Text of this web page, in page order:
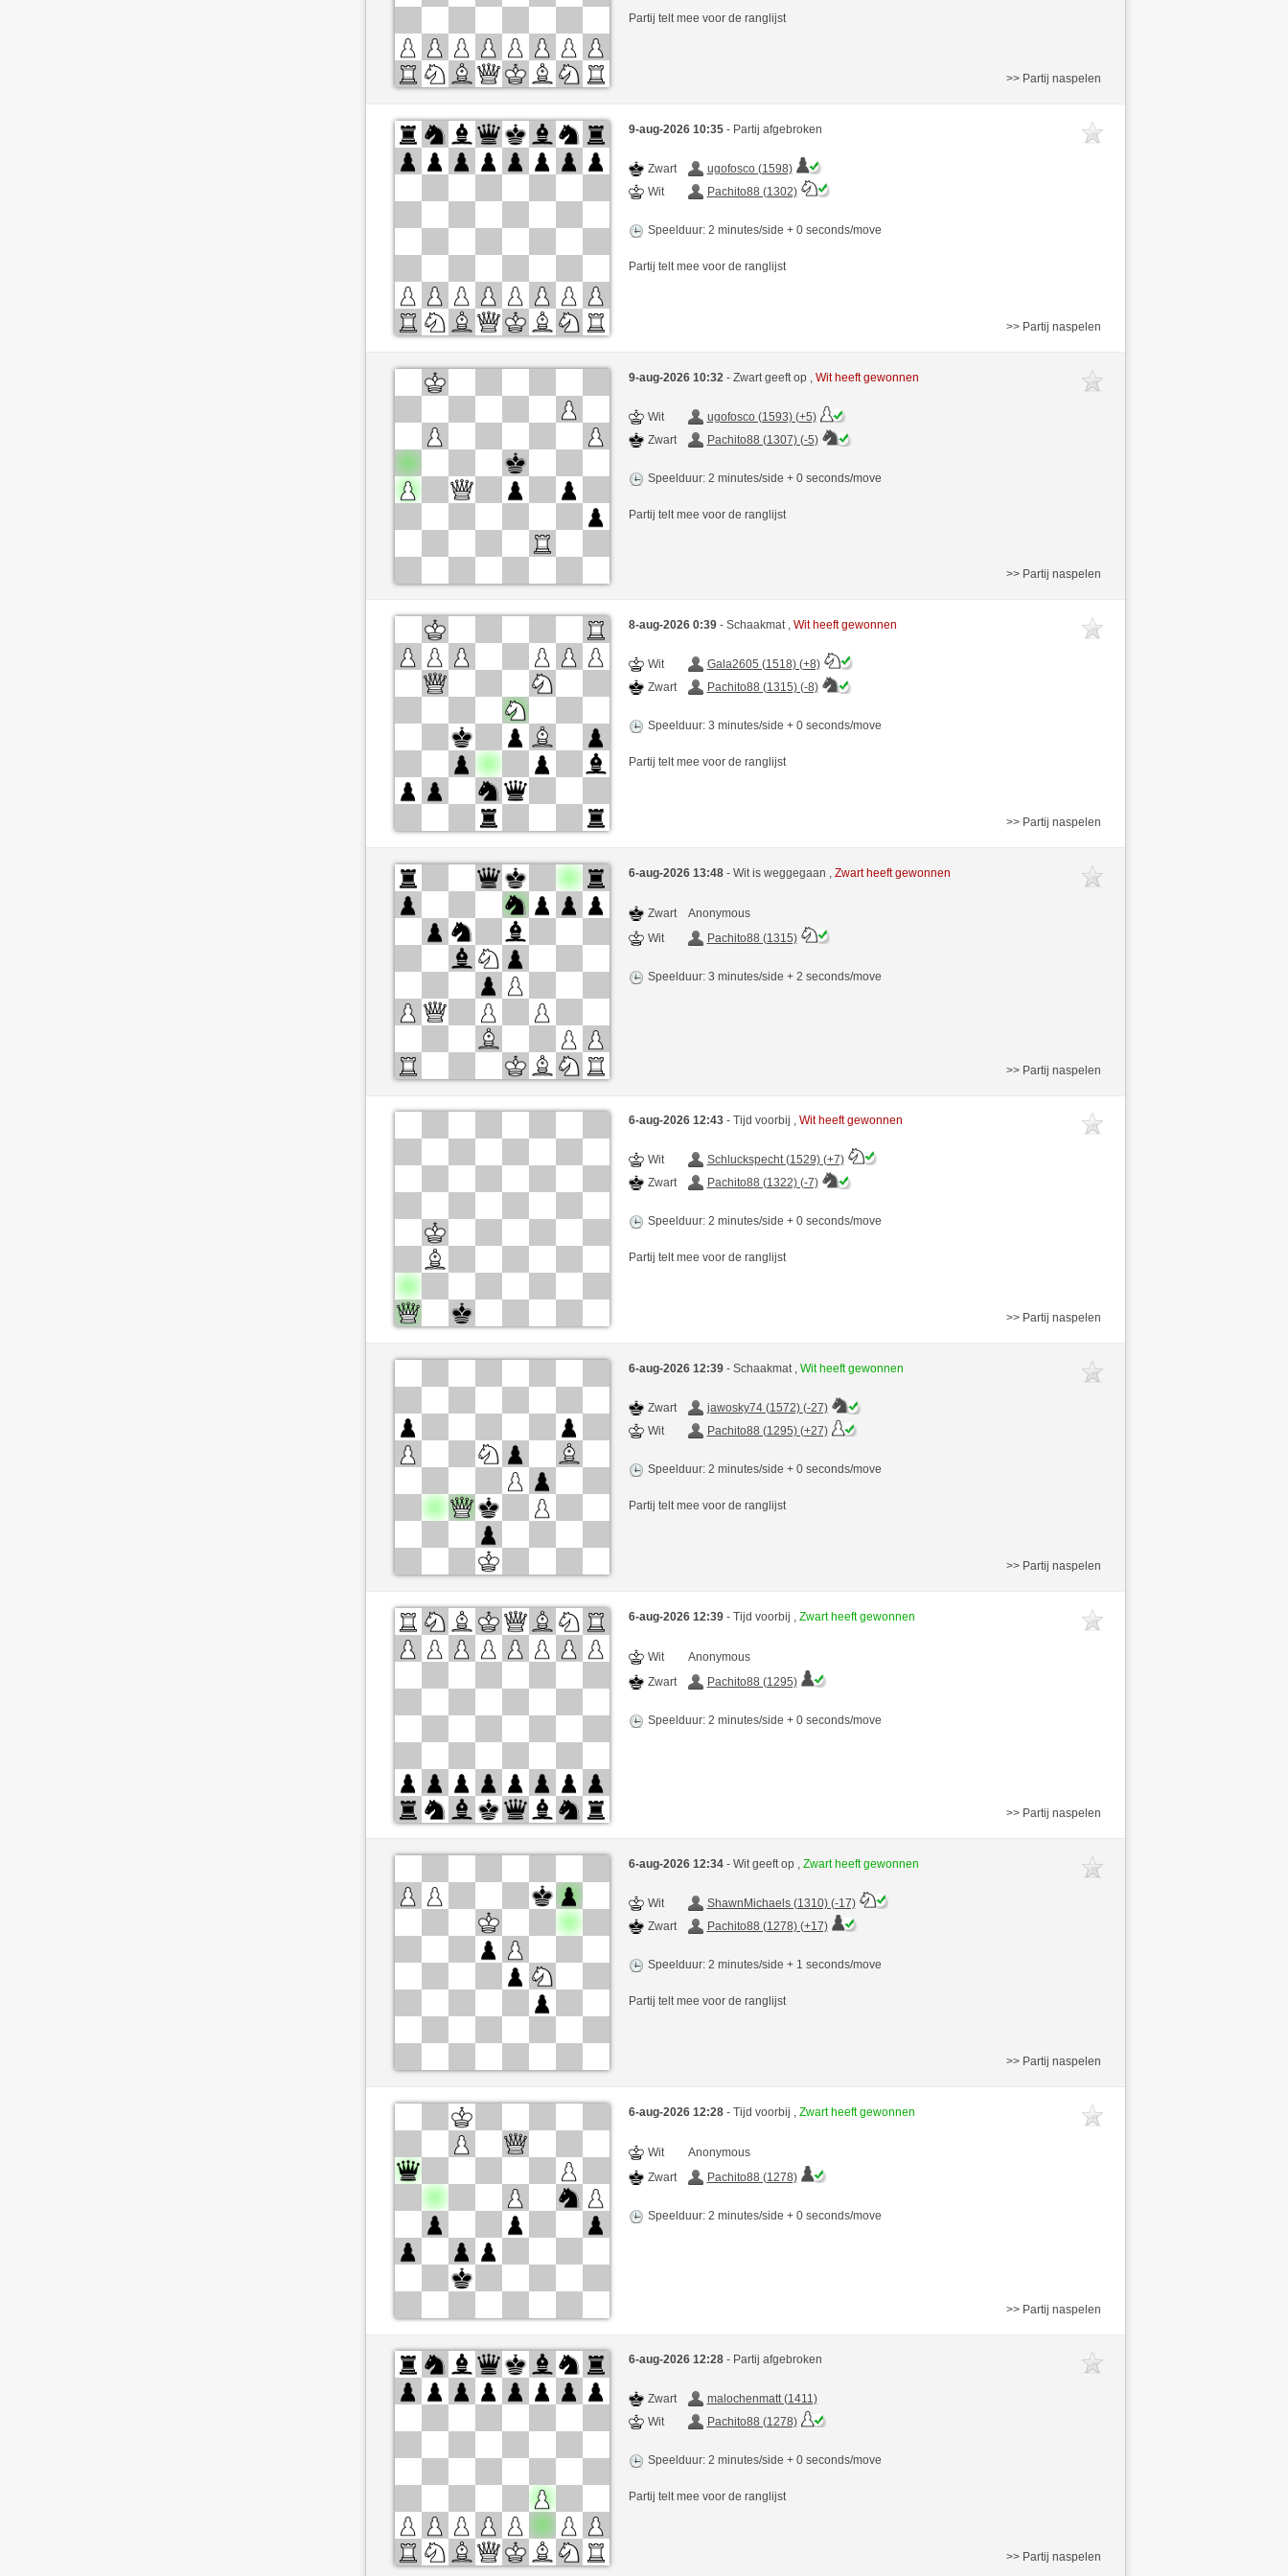
Partij telt mee voor de ranglijst
>> Partij naspelen
9-aug-2026 10:35 - Partij afgebroken
Zwart
ugofosco (1598)
Wit
Pachito88 (1302)
Speelduur: 2 minutes/side + 0 seconds/move
Partij telt mee voor de ranglijst
>> Partij naspelen
9-aug-2026 10:32 - Zwart geeft op , Wit heeft gewonnen
Wit
ugofosco (1593) (+5)
Zwart
Pachito88 (1307) (-5)
Speelduur: 2 minutes/side + 0 seconds/move
Partij telt mee voor de ranglijst
>> Partij naspelen
8-aug-2026 0:39 - Schaakmat , Wit heeft gewonnen
Wit
Gala2605 (1518) (+8)
Zwart
Pachito88 (1315) (-8)
Speelduur: 3 minutes/side + 0 seconds/move
Partij telt mee voor de ranglijst
>> Partij naspelen
6-aug-2026 13:48 - Wit is weggegaan , Zwart heeft gewonnen
Zwart
Anonymous
Wit
Pachito88 (1315)
Speelduur: 3 minutes/side + 2 seconds/move
>> Partij naspelen
6-aug-2026 12:43 - Tijd voorbij , Wit heeft gewonnen
Wit
Schluckspecht (1529) (+7)
Zwart
Pachito88 (1322) (-7)
Speelduur: 2 minutes/side + 0 seconds/move
Partij telt mee voor de ranglijst
>> Partij naspelen
6-aug-2026 12:39 - Schaakmat , Wit heeft gewonnen
Zwart
jawosky74 (1572) (-27)
Wit
Pachito88 (1295) (+27)
Speelduur: 2 minutes/side + 0 seconds/move
Partij telt mee voor de ranglijst
>> Partij naspelen
6-aug-2026 12:39 - Tijd voorbij , Zwart heeft gewonnen
Wit
Anonymous
Zwart
Pachito88 (1295)
Speelduur: 2 minutes/side + 0 seconds/move
>> Partij naspelen
6-aug-2026 12:34 - Wit geeft op , Zwart heeft gewonnen
Wit
ShawnMichaels (1310) (-17)
Zwart
Pachito88 (1278) (+17)
Speelduur: 2 minutes/side + 1 seconds/move
Partij telt mee voor de ranglijst
>> Partij naspelen
6-aug-2026 12:28 - Tijd voorbij , Zwart heeft gewonnen
Wit
Anonymous
Zwart
Pachito88 (1278)
Speelduur: 2 minutes/side + 0 seconds/move
>> Partij naspelen
6-aug-2026 12:28 - Partij afgebroken
Zwart
malochenmatt (1411)
Wit
Pachito88 (1278)
Speelduur: 2 minutes/side + 0 seconds/move
Partij telt mee voor de ranglijst
>> Partij naspelen